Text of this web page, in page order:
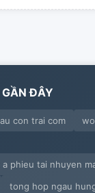
ĐÂY
con trai com
phieu tai nhuyen
tong hop ngau